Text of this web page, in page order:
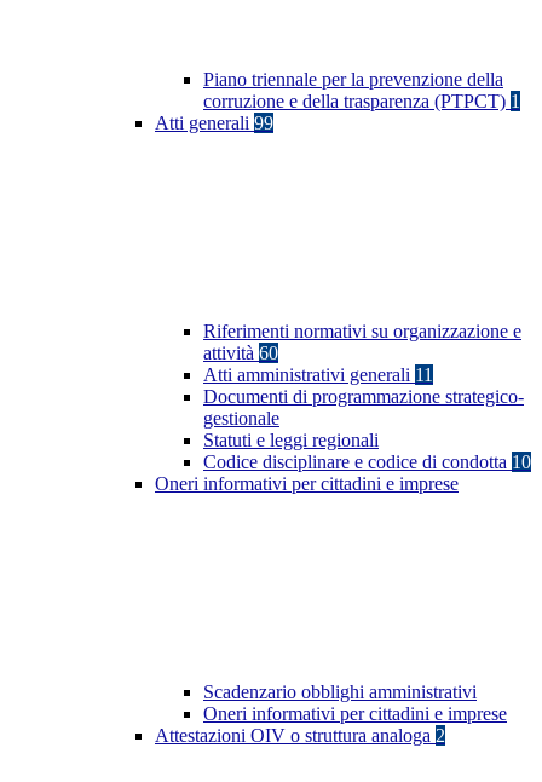
Piano triennale per la prevenzione della
corruzione e della trasparenza (PTPCT) 1
Atti generali 99
Riferimenti normativi su organizzazione e
attività 60
Atti amministrativi generali 11
Documenti di programmazione strategico-
gestionale
Statuti e leggi regionali
Codice disciplinare e codice di condotta 10
Oneri informativi per cittadini e imprese
Scadenzario obblighi amministrativi
Oneri informativi per cittadini e imprese
Attestazioni OIV o struttura analoga 2